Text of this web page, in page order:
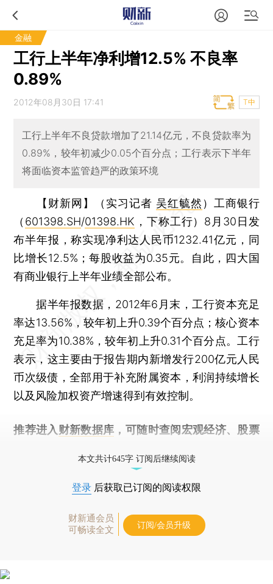
金融
工行上半年净利增12.5% 不良率
0.89%
2012年08月30日 17:41 T中
工行上半年不良贷款增加了21.14亿元，不良贷款率为
0.89%，较年初减少0.05个百分点；工行表示下半年
将面临资本监管趋严的政策环境
【财新网】（实习记者 吴红毓然 ） 工商银行
（ 601398.SH/01398.HK ，下称工行）8月30日发
布半年报，称实现净利达人民币1232.41亿元，同
比增长12.5%；每股收益为0.35元。自此，四大国
有商业银行上半年业绩全部公布。
据半年报数据，2012年6月末，工行资本充足
率达13.56%，较年初上升0.39个百分点；核心资本
充足率为10.38%，较年初上升0.31个百分点。工行
表示，这主要由于报告期内新增发行200亿元人民
币次级债，全部用于补充附属资本，利润持续增长
以及风险加权资产增速得到有效控制。
推荐进入 财新数据库 ，可随时查阅宏观经济、股票
本文共计645字 订阅后继续阅读
登录 后获取已订阅的阅读权限
财新通会员
可畅读全文
订阅/会员升级